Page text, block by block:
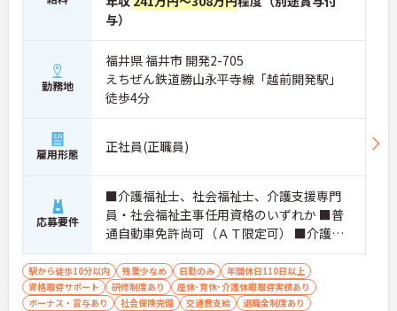
与）
勤務地
福井県 福井市 開発2-705
えちぜん鉄道勝山永平寺線「越前開発駅」
徒歩4分
雇用形態 正社員(正職員)
応募要件
■介護福祉士、社会福祉士、介護支援専門
員・社会福祉主事任用資格のいずれか ■普
通自動車免許尚可（ＡＴ限定可） ■介護経
験3年以上（生活相談員経験あれば尚可）
駅から徒歩10分以内 残業少なめ 日勤のみ
年間休日110日以上
資格取得サポート
研修制度あり
産休･育休･介護休暇取得実績あり
ボーナス・賞与あり
社会保険完備 交通費支給 退職金制度あり